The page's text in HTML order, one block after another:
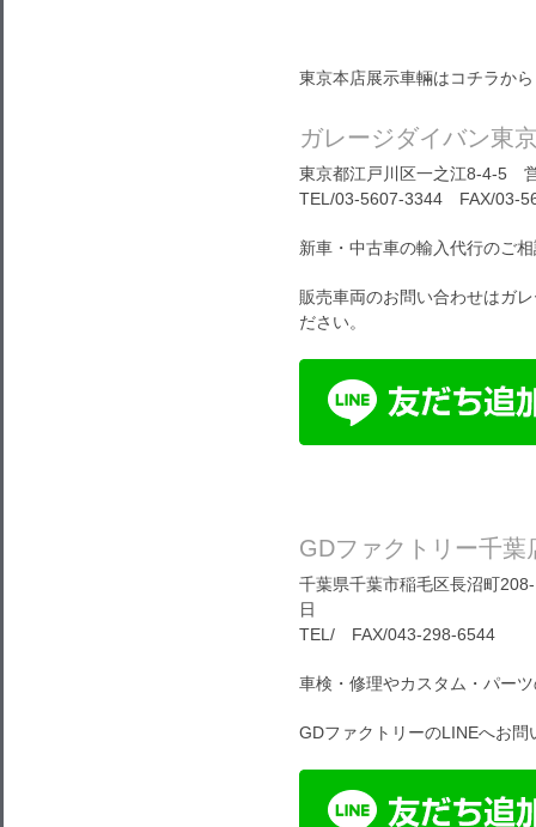
東京本店展示車輛はコチラか
ガレージダイバン東
東京都江戸川区一之江8-4-5
TEL/03-5607-3344 FAX/03-
新車・中古車の輸入代行のご
販売車両のお問い合わせはガ
ださい。
GDファクトリー千葉
千葉県千葉市稲毛区長沼町
日
TEL/ FAX/043-298-6544
車検・修理やカスタム・パー
GDファクトリーのLINEへお問